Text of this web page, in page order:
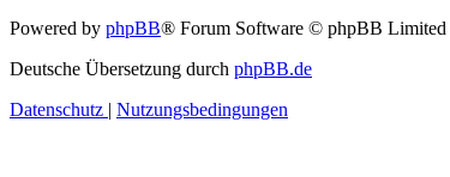
Powered by phpBB® Forum Software © phpBB Limited
Deutsche Übersetzung durch phpBB.de
Datenschutz
Nutzungsbedingungen